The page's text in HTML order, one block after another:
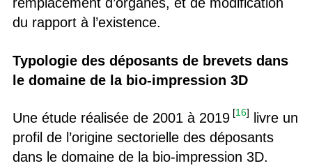
du rapport à l’existence.
Typologie des déposants de brevets dans
le domaine de la bio-impression 3D
Une étude réalisée de 2001 à 2019 [16]
livre un
profil de l’origine sectorielle des déposants
dans le domaine de la bio-impression 3D.